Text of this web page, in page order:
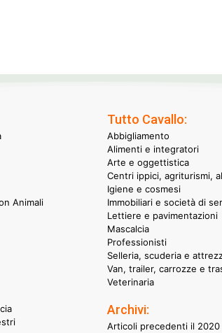
Animali
Tutto Cavallo:
Abbigliamento
Alimenti e integratori
Arte e oggettistica
Centri ippici, agriturismi,
Igiene e cosmesi
Immobiliari e società di
Lettiere e pavimentazioni
Mascalcia
Professionisti
Selleria, scuderia e
Van, trailer, carrozze e
Veterinaria
Archivi:
Articoli precedenti il 2020